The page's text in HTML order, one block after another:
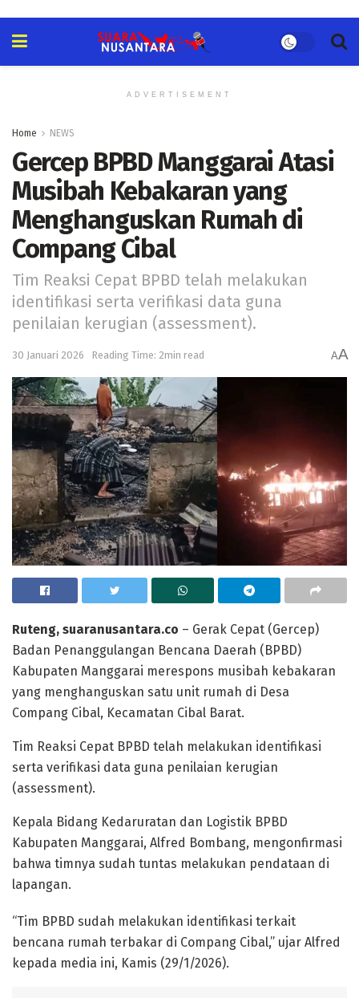
ADVERTISEMENT
Home NEWS
Gercep BPBD Manggarai Atasi
Musibah Kebakaran yang
Menghanguskan Rumah di
Compang Cibal
Tim Reaksi Cepat BPBD telah melakukan
identifikasi serta verifikasi data guna
penilaian kerugian (assessment).
30 Januari 2026 Reading Time: 2min read AA
Ruteng, suaranusantara.co – Gerak Cepat (Gercep)
Badan Penanggulangan Bencana Daerah (BPBD)
Kabupaten Manggarai merespons musibah kebakaran
yang menghanguskan satu unit rumah di Desa
Compang Cibal, Kecamatan Cibal Barat.
Tim Reaksi Cepat BPBD telah melakukan identifikasi
serta verifikasi data guna penilaian kerugian
(assessment).
Kepala Bidang Kedaruratan dan Logistik BPBD
Kabupaten Manggarai, Alfred Bombang, mengonfirmasi
bahwa timnya sudah tuntas melakukan pendataan di
lapangan.
“Tim BPBD sudah melakukan identifikasi terkait
bencana rumah terbakar di Compang Cibal,” ujar Alfred
kepada media ini, Kamis (29/1/2026).